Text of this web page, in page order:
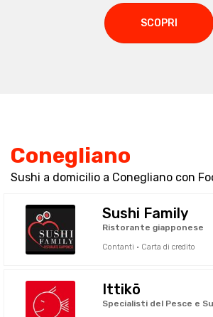
SCOPRI
Conegliano
Sushi a domicilio a Conegliano con
Sushi Family
Ristorante giapponese
Contanti · Carta di credito
Ittikō
Specialisti del Pesce e